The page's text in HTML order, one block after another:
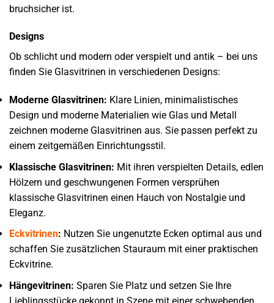
bruchsicher ist.
Designs
Ob schlicht und modern oder verspielt und antik – bei uns
finden Sie Glasvitrinen in verschiedenen Designs:
Moderne Glasvitrinen: Klare Linien, minimalistisches
Design und moderne Materialien wie Glas und Metall
zeichnen moderne Glasvitrinen aus. Sie passen perfekt zu
einem zeitgemäßen Einrichtungsstil.
Klassische Glasvitrinen: Mit ihren verspielten Details, edlen
Hölzern und geschwungenen Formen versprühen
klassische Glasvitrinen einen Hauch von Nostalgie und
Eleganz.
Eckvitrinen: Nutzen Sie ungenutzte Ecken optimal aus und
schaffen Sie zusätzlichen Stauraum mit einer praktischen
Eckvitrine.
Hängevitrinen: Sparen Sie Platz und setzen Sie Ihre